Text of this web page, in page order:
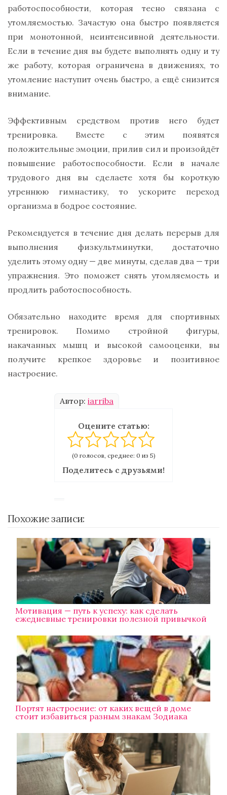
работоспособности, которая тесно связана с
утомляемостью. Зачастую она быстро появляется
при монотонной, неинтенсивной деятельности.
Если в течение дня вы будете выполнять одну и ту
же работу, которая ограничена в движениях, то
утомление наступит очень быстро, а ещё снизится
внимание.
Эффективным средством против него будет
тренировка. Вместе с этим появятся
положительные эмоции, прилив сил и произойдёт
повышение работоспособности. Если в начале
трудового дня вы сделаете хотя бы короткую
утреннюю гимнастику, то ускорите переход
организма в бодрое состояние.
Рекомендуется в течение дня делать перерыв для
выполнения физкультминутки, достаточно
уделить этому одну — две минуты, сделав два — три
упражнения. Это поможет снять утомляемость и
продлить работоспособность.
Обязательно находите время для спортивных
тренировок. Помимо стройной фигуры,
накачанных мышц и высокой самооценки, вы
получите крепкое здоровье и позитивное
настроение.
Автор: iarriba
Оцените статью:
(0 голосов, среднее: 0 из 5)
Поделитесь с друзьями!
Похожие записи:
Мотивация — путь к успеху: как сделать
ежедневные тренировки полезной привычкой
Портят настроение: от каких вещей в доме
стоит избавиться разным знакам Зодиака